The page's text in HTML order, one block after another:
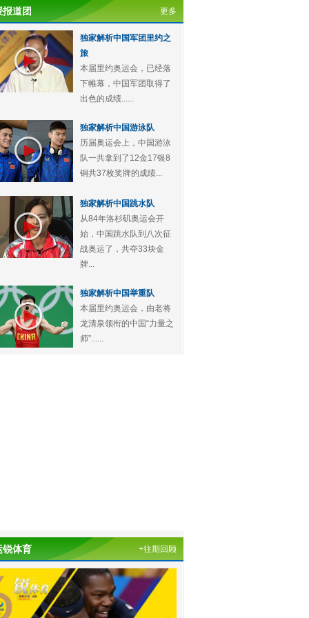
报道团 更多
独家解析中国军团里约之
旅
本届里约奥运会，已经落
下帷幕，中国军团取得了
出色的成绩......
独家解析中国游泳队
历届奥运会上，中国游泳
队一共拿到了12金17银8
铜共37枚奖牌的成绩...
独家解析中国跳水队
从84年洛杉矶奥运会开
始，中国跳水队到八次征
战奥运了，共夺33块金
牌...
独家解析中国举重队
本届里约奥运会，由老将
龙清泉领衔的中国“力量之
师”......
锐体育 +往期回顾